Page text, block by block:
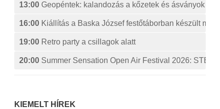
13:00 Geopéntek: kalandozás a kőzetek és ásványok
16:00 Kiállítás a Baska József festőtáborban készült
19:00 Retro party a csillagok alatt
20:00 Summer Sensation Open Air Festival 2026:
KIEMELT HÍREK